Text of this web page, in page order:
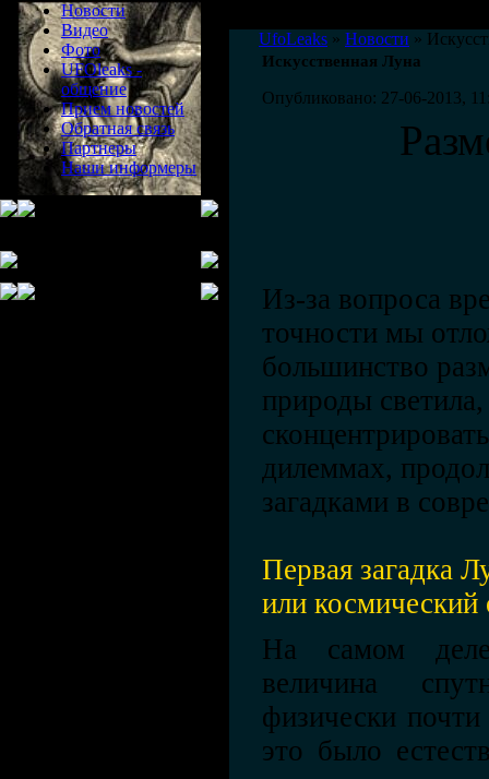
Новости
Видео
Фото
UFOleaks -
общение
Прием новостей
Обратная связь
Партнеры
Наши информеры
UfoLeaks » Новости »
Искусственная Луна
Опубликовано: 27-06-2013,
Из-за вопроса
точности мы
большинство
природы
дилеммах,
загадками в
Первая загадка
или космический
На самом
величина
физически
это было